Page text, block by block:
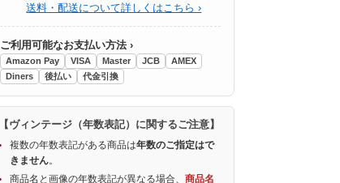
送料・配送について詳しくはこちら ›
ご利用可能なお支払い方法 ›
Amazon Pay VISA Master JCB
AMEX
Diners
後払い 代金引換
【ヴィンテージ（年数表記）に関するご注意】
複数の年数表記がある商品は年数のご指定はで
きません。
商品名と画像の年数表記が異なる場合、商品名